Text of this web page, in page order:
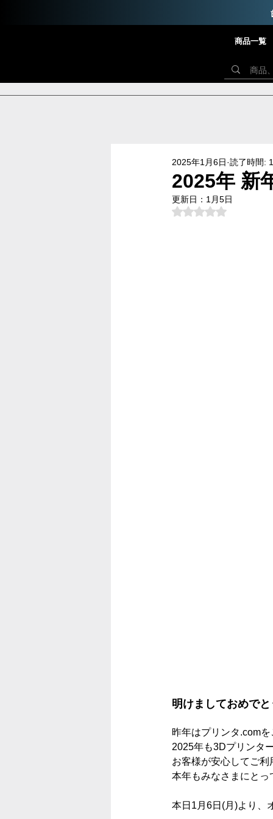
商品一覧
2025年 新
2025年1月6日 読了時間:
更新日： 1月5日
5つ星のうちNaN
明けましておめで
昨年はプリンタ.com
2025年も3Dプリンタ
お客様が安心してご
本年もみなさまにと
本日1月6日(月)より、